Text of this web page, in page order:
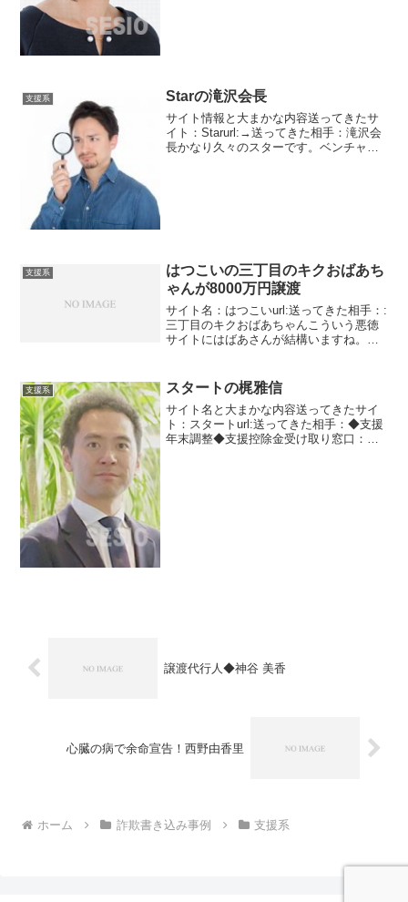
支援系 Starの滝沢会長
サイト情報と大まかな内容送ってきたサ
イト：Starurl:→送ってきた相手：滝沢会
長かなり久々のスターです。ベンチャー
支援系
はつこいの三丁目のキクおばあち
ゃんが8000万円譲渡
サイト名：はつこいurl:送ってきた相手：:
三丁目のキクおばあちゃんこういう悪徳
サイトにはばあさんが結構いますね。今
結構面白いですね。癒されました。メー
ルできるのに電話...
支援系 スタートの梶雅信
サイト名と大まかな内容送ってきたサイ
ト：スタートurl:送ってきた相手：◆支援
年末調整◆支援控除金受け取り窓口：梶
譲渡代行人◆神谷 美香
心臓の病で余命宣告！西野由香里
ホーム 詐欺書き込み事例 支援系